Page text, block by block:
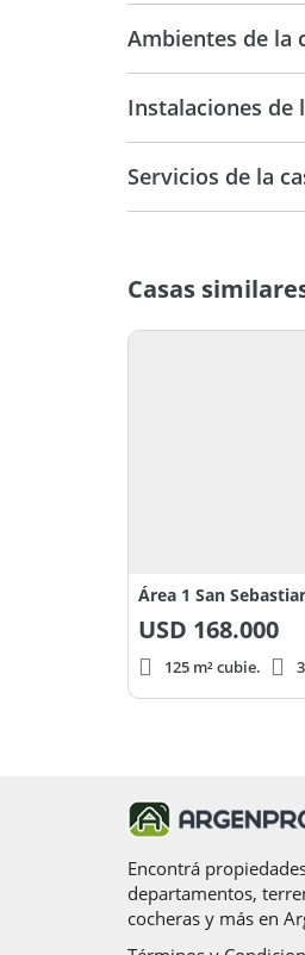
Ambientes de la
Instalaciones de
Servicios de la
Casas
Área 1 San
USD 168.000
125 m² cubie.
Encontrá
departamentos,
cocheras y más en